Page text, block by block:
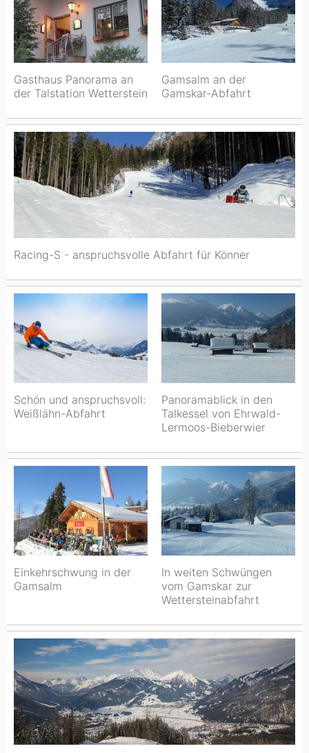
Gasthaus Panorama an
der Talstation Wetterstein
Gamsalm an der
Gamskar-Abfahrt
Racing-S - anspruchsvolle Abfahrt für Könner
Schön und anspruchsvoll:
Weißlähn-Abfahrt
Panoramablick in den
Talkessel von Ehrwald-
Lermoos-Bieberwier
Einkehrschwung in der
Gamsalm
In weiten Schwüngen
vom Gamskar zur
Wettersteinabfahrt